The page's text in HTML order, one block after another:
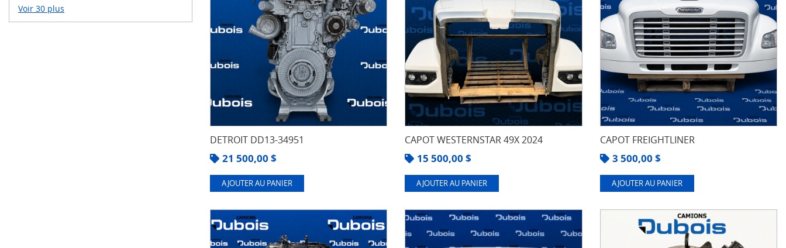
Voir 30 plus
DETROIT DD13-34951
21 500,00 $
AJOUTER AU PANIER
CAPOT WESTERNSTAR 49X 2024
15 500,00 $
AJOUTER AU PANIER
CAPOT FREIGHTLINER
3 500,00 $
AJOUTER AU PANIER